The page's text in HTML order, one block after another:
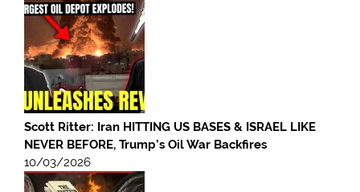
Scott Ritter: Iran HITTING US BASES & ISRAEL LIKE
NEVER BEFORE, Trump’s Oil War Backfires
10/03/2026